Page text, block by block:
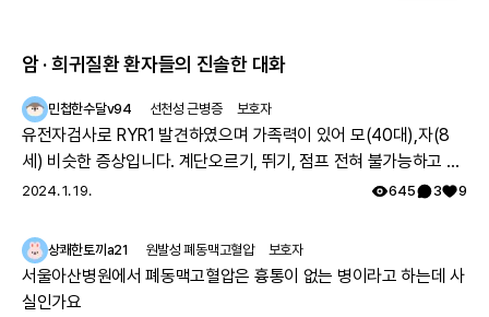
관련 장애 환자에게도 다양한 안과 질환이 나타날 수 있는데, 가장 흔한
증상은 사시로 약 55%의 환자에게 나타나요.
이 밖에도 약 39%의 환자에게 삼출성 유리체 망막병증
력 및 시야 장애를 일으킬 수 있기 때문에 반드시 정기적인 안과 검진이
필요해요.
삼출성 유리체 망막병증
망막 주변에 정상적인 혈관이 생성되지 않아 망막의 혈관이 좁아
그 외 증상
약 80%의 환자에게 소두증이 나타나요. 그 외에 수유 곤란(40%), 척추
암 · 희귀질환 환자들의 진솔한 대화
민첩한수달v94 선천성 근병증 보호자
유전자검사로 RYR1 발견하였으며 가족력이 있어 모(40대),자(8
세) 비슷한 증상입니다. 계단오르기, 뛰기, 점프 전혀 불가능하고 전
체적으로 몸의 힘이 부족하지만 위의 불가능한점을 빼고는 힘들지
를 보았으나 그당시에는 아킬레스건이 짧아서 그런거라고 운동 열
심히 하라는 답을 듣고 쭉 지내다가 출산후 첫째아이도 같은 증상으
로 서울대병원 방문하여 근육병의심으로 여러 검사를 하였으나 정
2024. 1. 19. 645 3 9
상쾌한토끼a21 원발성 폐동맥고혈압 보호자
서울아산병원에서 폐동맥고혈압은 흉통이 없는 병이라고 하는데 사
실인가요